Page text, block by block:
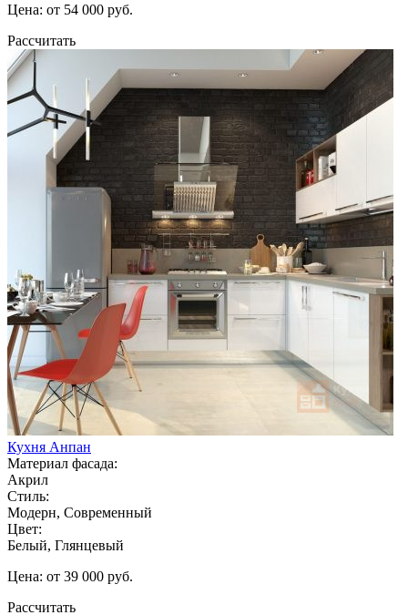
Цена: от 54 000 руб.
Рассчитать
Кухня Анпан
Материал фасада:
Акрил
Стиль:
Модерн, Современный
Цвет:
Белый, Глянцевый
Цена: от 39 000 руб.
Рассчитать